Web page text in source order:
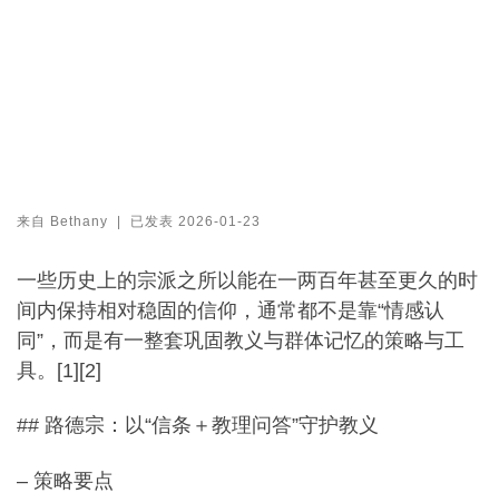
来自 Bethany 已发表 2026-01-23
一些历史上的宗派之所以能在一两百年甚至更久的时
间内保持相对稳固的信仰，通常都不是靠“情感认
同”， 而是有一整套巩固教义与群体记忆的策略与工
具。[1][2]
## 路德宗：以“信条＋教理问答”守护教义
– 策略要点